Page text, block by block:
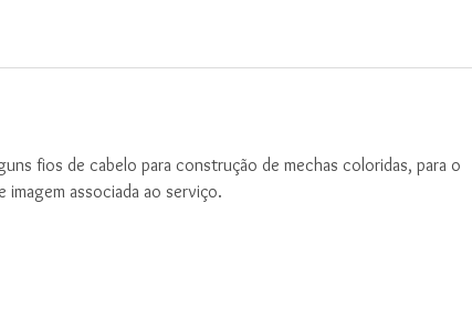
fios de cabelo para construção de mechas coloridas, para o
associada ao serviço.